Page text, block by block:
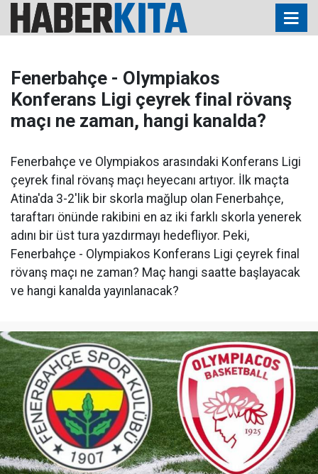
Fenerbahçe - Olympiakos
Konferans Ligi çeyrek final rövanş
maçı ne zaman, hangi kanalda?
Fenerbahçe ve Olympiakos arasındaki Konferans Ligi
çeyrek final rövanş maçı heyecanı artıyor. İlk maçta
Atina'da 3-2'lik bir skorla mağlup olan Fenerbahçe,
taraftarı önünde rakibini en az iki farklı skorla yenerek
adını bir üst tura yazdırmayı hedefliyor. Peki,
Fenerbahçe - Olympiakos Konferans Ligi çeyrek final
rövanş maçı ne zaman? Maç hangi saatte başlayacak
ve hangi kanalda yayınlanacak?